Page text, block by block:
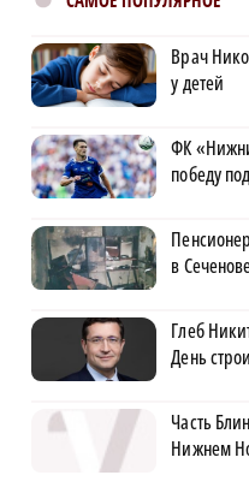
Врач
у детей
ФК
победу
в
Глеб
День
Часть
Нижнем